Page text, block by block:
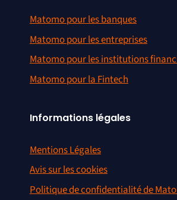
Matomo pour les banques
Matomo pour les entreprises
Matomo pour les institutions
Matomo pour la Fintech
Informations légales
Mentions Légales
Avis sur les cookies
Politique de confidentialité de